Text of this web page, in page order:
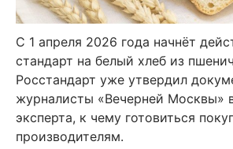
С 1 апреля 2026 года начнёт
стандарт на белый хлеб из
Росстандарт уже утвердил
журналисты «Вечерней Москвы»
эксперта, к чему готовиться
производителям.